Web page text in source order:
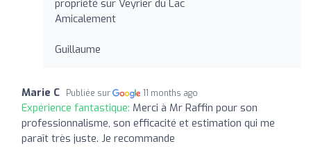
propriété sur Veyrier du Lac
Amicalement
Guillaume
Marie C Publiée sur 11 months ago
Expérience fantastique: Merci à Mr Raffin pour son
professionnalisme, son efficacité et estimation qui me
paraît très juste. Je recommande